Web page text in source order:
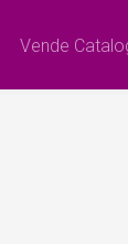
Vende